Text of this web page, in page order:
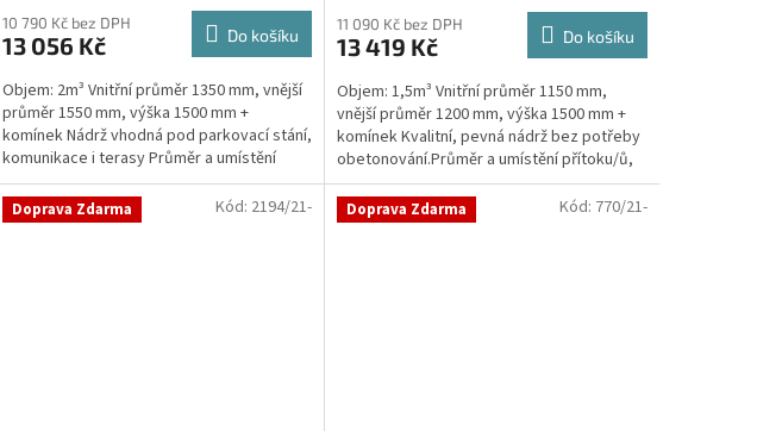
10 790 Kč bez DPH
13 056 Kč Do košíku
Objem: 2m³ Vnitřní průměr 1350 mm, vnější
průměr 1550 mm, výška 1500 mm +
komínek Nádrž vhodná pod parkovací stání,
komunikace i terasy Průměr a umístění
přítoku/ů, odtoku/ů...
produktu
je
z
5
hvězdiček.
11 090 Kč bez DPH
13 419 Kč Do košíku
Objem: 1,5m³ Vnitřní průměr 1150 mm,
vnější průměr 1200 mm, výška 1500 mm +
komínek Kvalitní, pevná nádrž bez potřeby
obetonování.Průměr a umístění přítoku/ů,
odtoku/ů apod....
Doprava Zdarma Kód: 2194/21- Doprava Zdarma Kód: 770/21-